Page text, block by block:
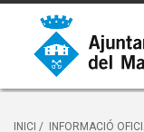
INICI / INFORMACIÓ